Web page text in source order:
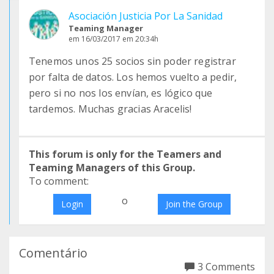
Asociación Justicia Por La Sanidad
Teaming Manager
em 16/03/2017 em 20:34h
Tenemos unos 25 socios sin poder registrar
por falta de datos. Los hemos vuelto a pedir,
pero si no nos los envían, es lógico que
tardemos. Muchas gracias Aracelis!
This forum is only for the Teamers and
Teaming Managers of this Group.
To comment:
Login o Join the Group
Comentário
3 Comments